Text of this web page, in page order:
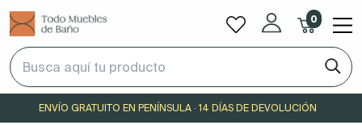
0
ENVÍO GRATUITO EN PENÍNSULA · 14 DÍAS DE DEVOLUCIÓN